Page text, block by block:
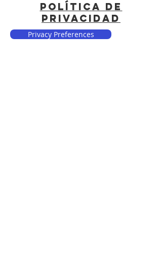
POLÍTICA DE
PRIVACIDAD
Privacy Preferences